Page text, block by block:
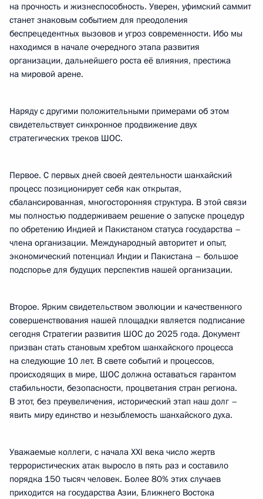
на прочность и жизнеспособность. Уверен, уфимский саммит
станет знаковым событием для преодоления
беспрецедентных вызовов и угроз современности. Ибо мы
находимся в начале очередного этапа развития
организации, дальнейшего роста её влияния, престижа
на мировой арене.
Наряду с другими положительными примерами об этом
свидетельствует синхронное продвижение двух
стратегических треков ШОС.
Первое. С первых дней своей деятельности шанхайский
процесс позиционирует себя как открытая,
сбалансированная, многосторонняя структура. В этой связи
мы полностью поддерживаем решение о запуске процедур
по обретению Индией и Пакистаном статуса государства –
члена организации. Международный авторитет и опыт,
экономический потенциал Индии и Пакистана – большое
подспорье для будущих перспектив нашей организации.
Второе. Ярким свидетельством эволюции и качественного
совершенствования нашей площадки является подписание
сегодня Стратегии развития ШОС до 2025 года. Документ
призван стать становым хребтом шанхайского процесса
на следующие 10 лет. В свете событий и процессов,
происходящих в мире, ШОС должна оставаться гарантом
стабильности, безопасности, процветания стран региона.
В этот, без преувеличения, исторический этап наш долг –
явить миру единство и незыблемость шанхайского духа.
Уважаемые коллеги, с начала XXI века число жертв
террористических атак выросло в пять раз и составило
порядка 150 тысяч человек. Более 80% этих случаев
приходится на государства Азии, Ближнего Востока